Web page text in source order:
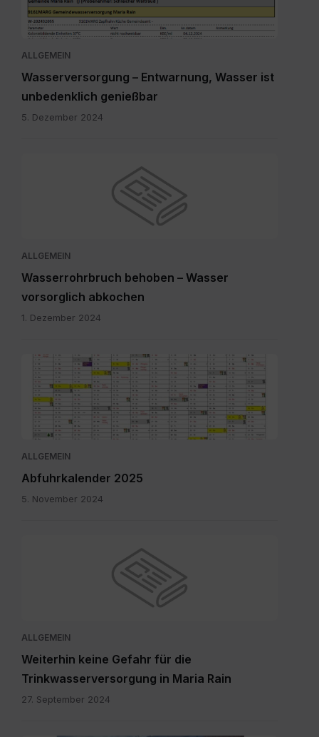
ALLGEMEIN
Wasserversorgung – Entwarnung, Wasser ist
unbedenklich genießbar
5. Dezember 2024
ALLGEMEIN
Wasserrohrbruch behoben – Wasser
vorsorglich abkochen
1. Dezember 2024
Abfuhrkalender
2025.pdf
ALLGEMEIN
Abfuhrkalender 2025
5. November 2024
ALLGEMEIN
Weiterhin keine Gefahr für die
Trinkwasserversorgung in Maria Rain
27. September 2024